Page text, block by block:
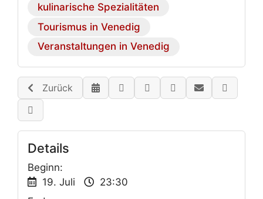
kulinarische Spezialitäten
Tourismus in Venedig
Veranstaltungen in Venedig
Zurück
Details
Beginn:
19. Juli
23:30